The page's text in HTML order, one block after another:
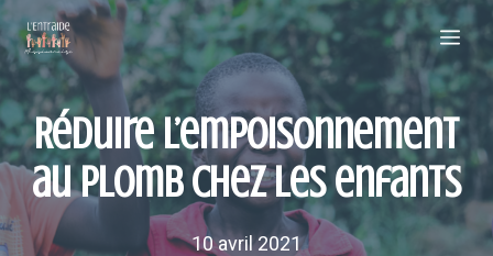
Aller
au
contenu
Réduire l’empoisonnement
au plomb chez les enfants
10 avril 2021